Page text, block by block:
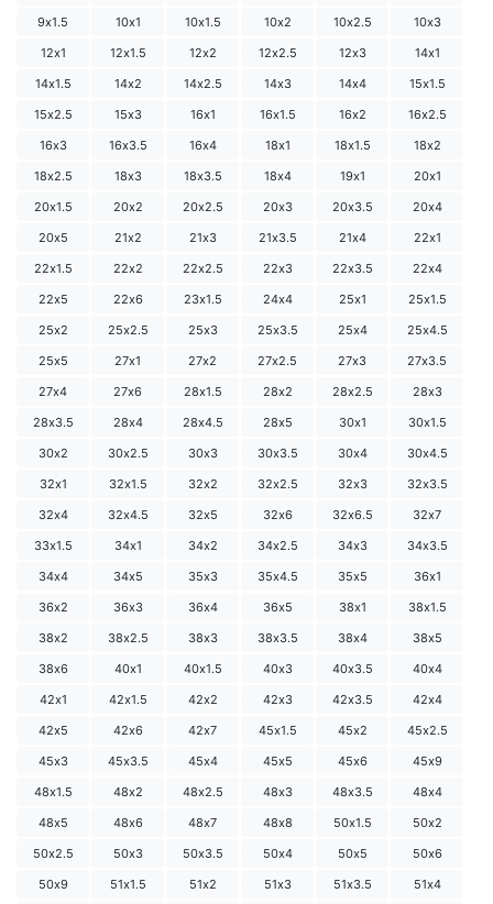
9х1.5
10х1 10х1.5 10х2 10х2.5
10х3
12х1
12х1.5 12х2 12х2.5 12х3
14х1
14х1.5
14х2 14х2.5 14х3 14х4
15х1.5
15х2.5
15х3 16х1 16х1.5 16х2
16х2.5
16х3
16х3.5 16х4 18х1 18х1.5
18х2
18х2.5
18х3 18х3.5 18х4 19х1
20х1
20х1.5
20х2 20х2.5 20х3 20х3.5
20х4
20х5
21х2 21х3 21х3.5 21х4
22х1
22х1.5
22х2 22х2.5 22х3 22х3.5
22х4
22х5
22х6 23х1.5 24х4 25х1
25х1.5
25х2
25х2.5 25х3 25х3.5 25х4
25х4.5
25х5
27х1 27х2 27х2.5 27х3
27х3.5
27х4
27х6 28х1.5 28х2 28х2.5
28х3
28х3.5
28х4 28х4.5 28х5 30х1
30х1.5
30х2
30х2.5 30х3 30х3.5 30х4
30х4.5
32х1
32х1.5 32х2 32х2.5 32х3
32х3.5
32х4
32х4.5 32х5 32х6 32х6.5
32х7
33х1.5
34х1 34х2 34х2.5 34х3
34х3.5
34х4
34х5 35х3 35х4.5 35х5
36х1
36х2
36х3 36х4 36х5 38х1
38х1.5
38х2
38х2.5 38х3 38х3.5 38х4
38х5
38х6
40х1 40х1.5 40х3 40х3.5
40х4
42х1
42х1.5 42х2 42х3 42х3.5
42х4
42х5
42х6 42х7 45х1.5 45х2
45х2.5
45х3
45х3.5 45х4 45х5 45х6
45х9
48х1.5
48х2 48х2.5 48х3 48х3.5
48х4
48х5
48х6 48х7 48х8 50х1.5
50х2
50х2.5
50х3 50х3.5 50х4 50х5
50х6
50х9
51х1.5 51х2 51х3 51х3.5
51х4